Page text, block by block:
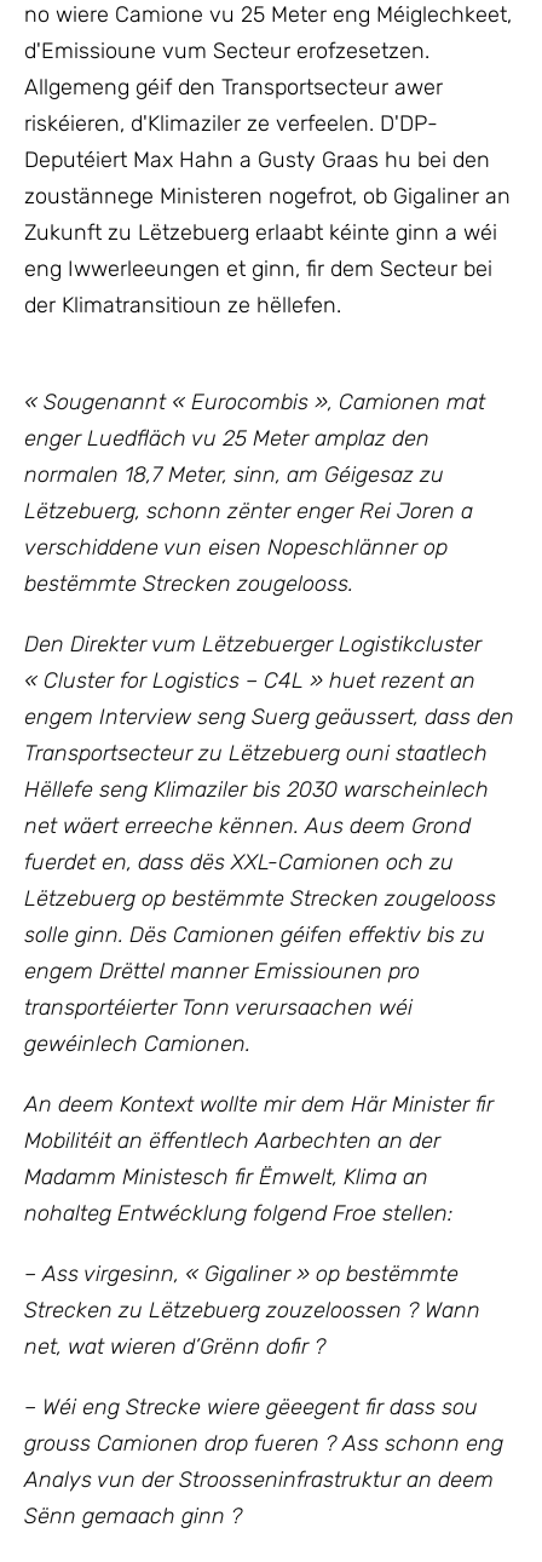
no wiere Camione vu 25 Meter eng Méiglechkeet,
d'Emissioune vum Secteur erofzesetzen.
Allgemeng géif den Transportsecteur awer
riskéieren, d'Klimaziler ze verfeelen. D'DP-
Deputéiert Max Hahn a Gusty Graas hu bei den
zoustännege Ministeren nogefrot, ob Gigaliner an
Zukunft zu Lëtzebuerg erlaabt kéinte ginn a wéi
eng Iwwerleeungen et ginn, fir dem Secteur bei
der Klimatransitioun ze hëllefen.
« Sougenannt « Eurocombis », Camionen mat
enger Luedfläch vu 25 Meter amplaz den
normalen 18,7 Meter, sinn, am Géigesaz zu
Lëtzebuerg, schonn zënter enger Rei Joren a
verschiddene vun eisen Nopeschlänner op
bestëmmte Strecken zougelooss.
Den Direkter vum Lëtzebuerger Logistikcluster
« Cluster for Logistics – C4L » huet rezent an
engem Interview seng Suerg geäussert, dass den
Transportsecteur zu Lëtzebuerg ouni staatlech
Hëllefe seng Klimaziler bis 2030 warscheinlech
net wäert erreeche kënnen. Aus deem Grond
fuerdet en, dass dës XXL-Camionen och zu
Lëtzebuerg op bestëmmte Strecken zougelooss
solle ginn. Dës Camionen géifen effektiv bis zu
engem Drëttel manner Emissiounen pro
transportéierter Tonn verursaachen wéi
gewéinlech Camionen.
An deem Kontext wollte mir dem Här Minister fir
Mobilitéit an ëffentlech Aarbechten an der
Madamm Ministesch fir Ëmwelt, Klima an
nohalteg Entwécklung folgend Froe stellen:
– Ass virgesinn, « Gigaliner » op bestëmmte
Strecken zu Lëtzebuerg zouzeloossen ? Wann
net, wat wieren d’Grënn dofir ?
– Wéi eng Strecke wiere gëeegent fir dass sou
grouss Camionen drop fueren ? Ass schonn eng
Analys vun der Stroosseninfrastruktur an deem
Sënn gemaach ginn ?